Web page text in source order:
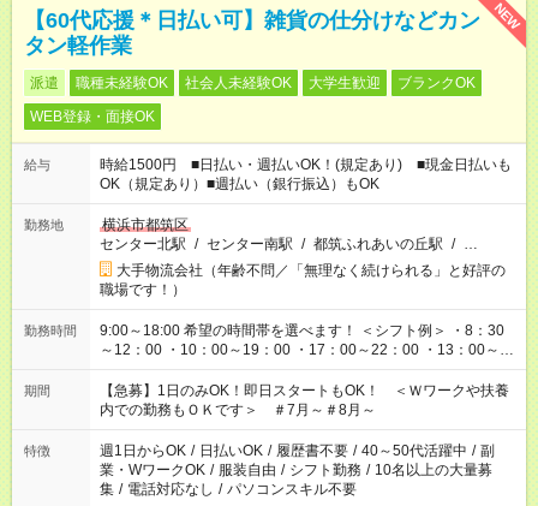
NEW
【60代応援＊日払い可】雑貨の仕分けなどカン
タン軽作業
派遣 職種未経験OK 社会人未経験OK 大学生歓迎
ブランクOK
WEB登録・面接OK
給与
時給1500円 ■日払い・週払いOK！(規定あり) ■現金日払いも
OK（規定あり）■週払い（銀行振込）もOK
勤務地
横浜市都筑区
センター北駅 / センター南駅 / 都筑ふれあいの丘駅 / …
大手物流会社（年齢不問／「無理なく続けられる」と好評の
職場です！）
勤務時間
9:00～18:00 希望の時間帯を選べます！ ＜シフト例＞ ・8：30
～12：00 ・10：00～19：00 ・17：00～22：00 ・13：00～
22：00 ・22：00～翌6：00 など
期間
【急募】1日のみOK！即日スタートもOK！ ＜Ｗワークや扶養
内での勤務もＯＫです＞ ＃7月～＃8月～
特徴 週1日からOK / 日払いOK / 履歴書不要 / 40～50代活躍中 / 副
業・WワークOK / 服装自由 / シフト勤務 / 10名以上の大量募
集 / 電話対応なし / パソコンスキル不要